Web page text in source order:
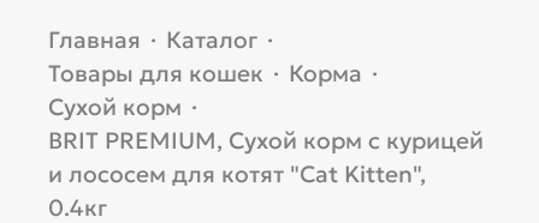
Главная · Каталог ·
Товары для кошек · Корма ·
Сухой корм ·
BRIT PREMIUM, Сухой корм с курицей
и лососем для котят "Cat Kitten",
0.4кг